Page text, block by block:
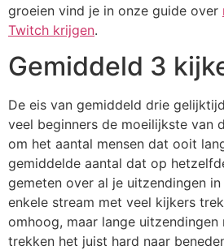
groeien vind je in onze guide over
Twitch krijgen.
Gemiddeld 3
De eis van gemiddeld drie
veel beginners de moeilijkste van
om het aantal mensen dat ooit
gemiddelde aantal dat op
gemeten over al je uitzendingen in
enkele stream met veel kijkers
omhoog, maar lange uitzendingen
trekken het juist hard naar